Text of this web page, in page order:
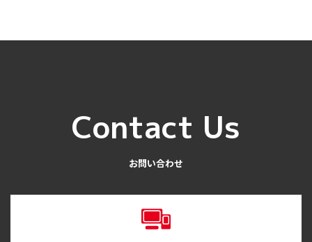
Contact Us
お問い合わせ